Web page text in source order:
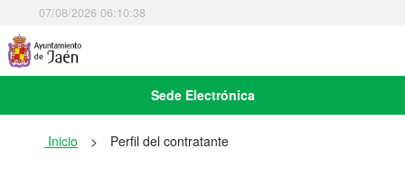
07/08/2026 06:10:38
Sede Electrónica
Inicio > Perfil del contratante